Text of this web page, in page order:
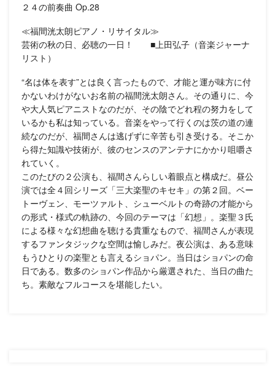
２４の前奏曲 Op.28
≪福間洸太朗ピアノ・リサイタル≫
芸術の秋の日、必聴の一日！ ■上田弘子（音楽ジャーナ
リスト）
“名は体を表す”とは良く言ったもので、才能と運が味方に付
かないわけがないお名前の福間洸太朗さん。その通りに、今
や大人気ピアニストなのだが、その陰でどれ程の努力をして
いるかも私は知っている。音楽をやって行くのは茨の道の連
続なのだが、福間さんは逃げずに辛苦も引き受ける。そこか
ら得た知識や技術が、彼のセンスのアンテナにかかり咀嚼さ
れていく。
このたびの２公演も、福間さんらしい着眼点と構成だ。昼公
演では全４回シリーズ「三大楽聖のキセキ」の第２回。ベー
トーヴェン、モーツァルト、シューベルトの奇跡の才能から
の形式・様式の軌跡の、今回のテーマは「幻想」。楽聖３氏
による様々な幻想曲を聴ける貴重なもので、福間さんが表現
するファンタジックな空間は愉しみだ。夜公演は、ある意味
もうひとりの楽聖とも言えるショパン。当日はショパンの命
日である。数多のショパン作品から厳選された、当日の曲た
ち。素敵なフルコースを堪能したい。